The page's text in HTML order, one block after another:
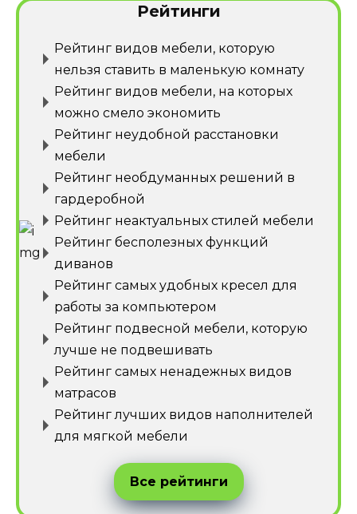
Рейтинги
Рейтинг видов мебели, которую
нельзя ставить в маленькую комнату
Рейтинг видов мебели, на которых
можно смело экономить
Рейтинг неудобной расстановки
мебели
Рейтинг необдуманных решений в
гардеробной
Рейтинг неактуальных стилей мебели
Рейтинг бесполезных функций
диванов
Рейтинг самых удобных кресел для
работы за компьютером
Рейтинг подвесной мебели, которую
лучше не подвешивать
Рейтинг самых ненадежных видов
матрасов
Рейтинг лучших видов наполнителей
для мягкой мебели
Все рейтинги